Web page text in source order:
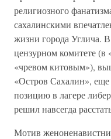
религиозного
сахалинскими
жизни города Углича.
цензурном комитете (в
«чревом китовым»),
«Остров Сахалин»,
позицию в лагере
решил навсегда
Мотив